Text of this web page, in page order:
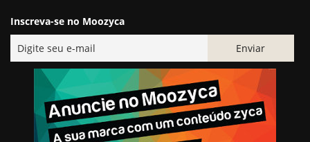
Inscreva-se no Moozyca